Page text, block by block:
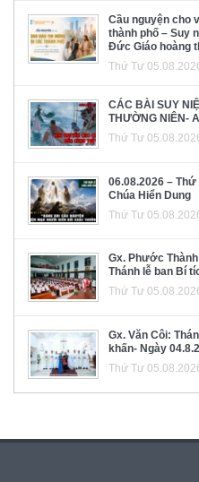
Cầu nguyện cho
thành phố – Suy
Đức Giáo hoàng
Thứ Tư
CÁC BÀI SUY
THƯỜNG NIÊN- A
Thứ Tư
06.08.2026 –
Chúa Hiển Dung
Thứ Tư
Gx. Phước
Thánh lễ ban Bí
Thứ Tư
Gx. Văn Côi:
khấn- Ngày
Thứ Tư